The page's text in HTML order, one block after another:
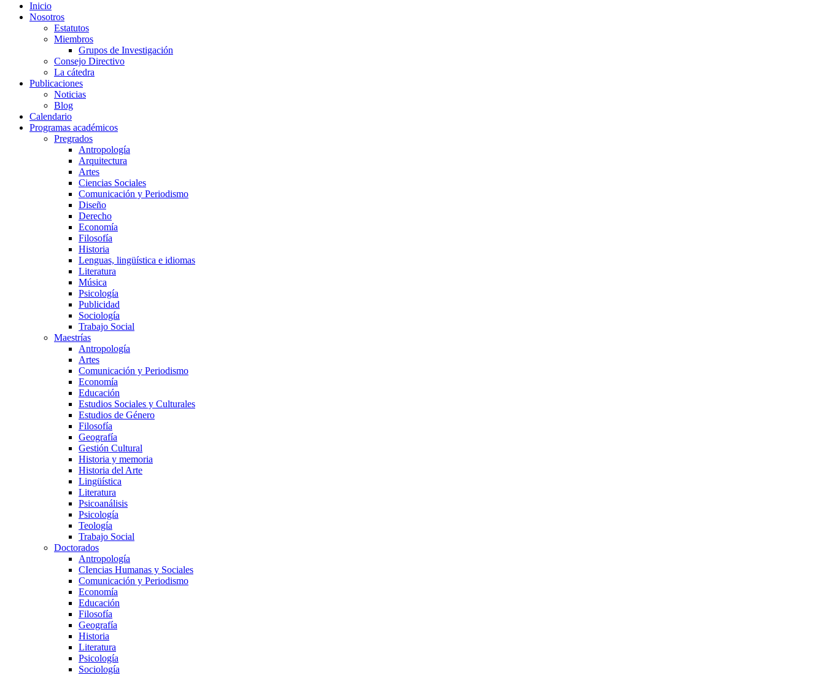
Inicio
Nosotros
Estatutos
Miembros
Grupos de Investigación
Consejo Directivo
La cátedra
Publicaciones
Noticias
Blog
Calendario
Programas académicos
Pregrados
Antropología
Arquitectura
Artes
Ciencias Sociales
Comunicación y Periodismo
Diseño
Derecho
Economía
Filosofía
Historia
Lenguas, lingüística e idiomas
Literatura
Música
Psicología
Publicidad
Sociología
Trabajo Social
Maestrías
Antropología
Artes
Comunicación y Periodismo
Economía
Educación
Estudios Sociales y Culturales
Estudios de Género
Filosofía
Geografía
Gestión Cultural
Historia y memoria
Historia del Arte
Lingüística
Literatura
Psicoanálisis
Psicología
Teología
Trabajo Social
Doctorados
Antropología
CIencias Humanas y Sociales
Comunicación y Periodismo
Economía
Educación
Filosofía
Geografía
Historia
Literatura
Psicología
Sociología